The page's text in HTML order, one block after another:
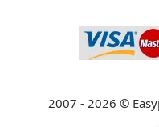
2007 - 2026 ©